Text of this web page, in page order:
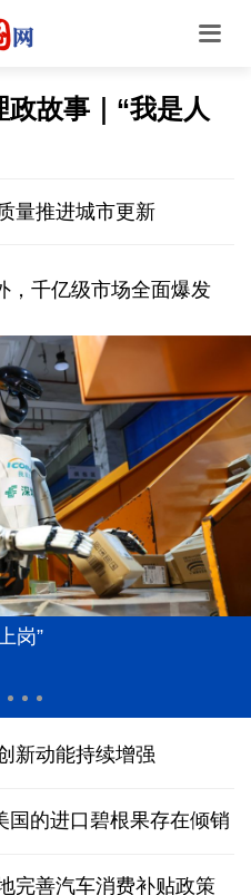
故事｜“我是人
量推进城市更新
，千亿级市场全面爆发
岗”
新动能持续增强
国的进口碧根果存在倾销
完善汽车消费补贴政策